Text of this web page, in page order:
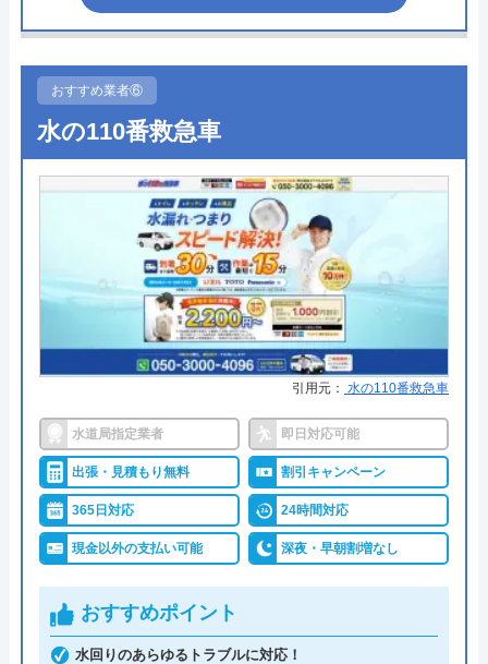
対応エリア 全国
●受付時間 8:00-22:00
●定休日
●出張見積もり 出張見積もり無料
●支払い方法 現金、クレジットカード
施工対応数240万件以上
●保証・保険 ―
詳細は公式HPでご確認ください
水の生活救急車がおすすめの理由
拠点数2270店舗と日本全国に拠点を構え、年中無休
で対応をしています。日中はコールセンターにて問
い合わせ受付をしてくれるので、すぐに相談ができ
水トラブルの不安もすぐに解消できます。
調整作業のみであれば8,800円～と明朗会計。問い合
ずは電話相談をしてみることをおすすめします。
おすすめ業者⑥
水の110番救急車
引用元： 水の110番救急車
水道局指定業者 即日対応可能
出張・見積もり無料 割引キャンペーン
365日対応 24時間対応
現金以外の支払い可能 深夜・早朝割増なし
おすすめポイント
水回りのあらゆるトラブルに対応！